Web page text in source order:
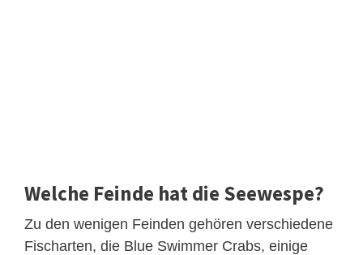
Welche Feinde hat die Seewespe?
Zu den wenigen Feinden gehören verschiedene
Fischarten, die Blue Swimmer Crabs, einige